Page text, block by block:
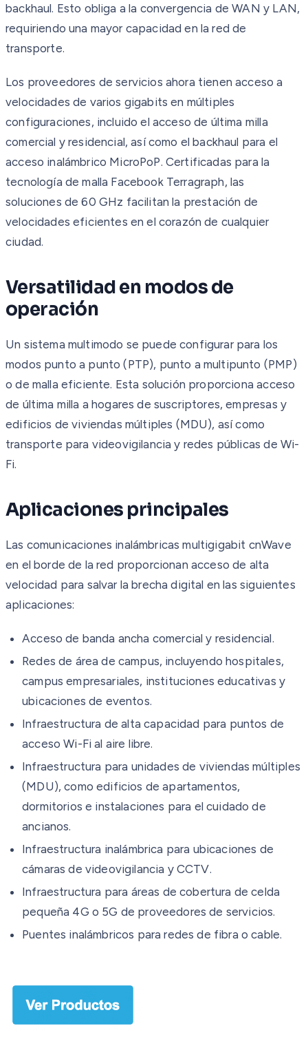
backhaul. Esto obliga a la convergencia de WAN y LAN,
requiriendo una mayor capacidad en la red de
transporte.
Los proveedores de servicios ahora tienen acceso a
velocidades de varios gigabits en múltiples
configuraciones, incluido el acceso de última milla
comercial y residencial, así como el backhaul para el
acceso inalámbrico MicroPoP. Certificadas para la
tecnología de malla Facebook Terragraph, las
soluciones de 60 GHz facilitan la prestación de
velocidades eficientes en el corazón de cualquier
ciudad.
Versatilidad en modos de
operación
Un sistema multimodo se puede configurar para los
modos punto a punto (PTP), punto a multipunto (PMP)
o de malla eficiente. Esta solución proporciona acceso
de última milla a hogares de suscriptores, empresas y
edificios de viviendas múltiples (MDU), así como
transporte para videovigilancia y redes públicas de Wi-
Fi.
Aplicaciones principales
Las comunicaciones inalámbricas multigigabit cnWave
en el borde de la red proporcionan acceso de alta
velocidad para salvar la brecha digital en las siguientes
aplicaciones:
Acceso de banda ancha comercial y residencial.
Redes de área de campus, incluyendo hospitales,
campus empresariales, instituciones educativas y
ubicaciones de eventos.
Infraestructura de alta capacidad para puntos de
acceso Wi-Fi al aire libre.
Infraestructura para unidades de viviendas múltiples
(MDU), como edificios de apartamentos,
dormitorios e instalaciones para el cuidado de
ancianos.
Infraestructura inalámbrica para ubicaciones de
cámaras de videovigilancia y CCTV.
Infraestructura para áreas de cobertura de celda
pequeña 4G o 5G de proveedores de servicios.
Puentes inalámbricos para redes de fibra o cable.